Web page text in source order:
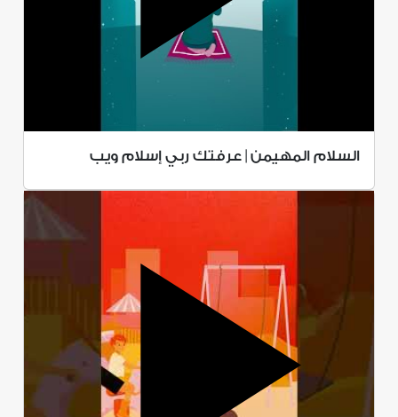
السلام المهيمن | عرفتك ربي إسلام ويب